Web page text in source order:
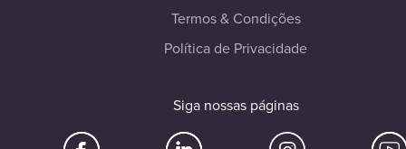
Termos & Condições
Política de Privacidade
Siga nossas páginas